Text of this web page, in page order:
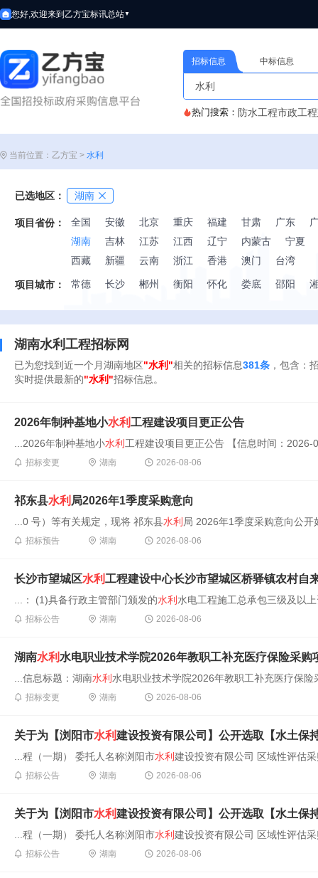
您好,欢迎来到乙方宝标讯总站▼
招标信息 中标信息
热门搜索： 防水工程市政工程
当前位置：乙方宝 > 水利
已选地区： 湖南
项目省份： 全国 安徽 北京 重庆 福建 甘肃 广东
湖南
吉林 江苏 江西 辽宁 内蒙古
宁夏
西藏
新疆 云南 浙江 香港 澳门 台湾
项目城市： 常德 长沙 郴州 衡阳 怀化 娄底 邵阳
湖南水利工程招标网
已为您找到近一个月湖南地区"水利"相关的招标信息381条 ，包含：
实时提供最新的"水利"招标信息。
2026年制种基地小水利工程建设项目更正公告
...2026年制种基地小水利 工程建设项目更正公告 【信息时间：2026-
招标变更 湖南 2026-08-06
祁东县水利 局2026年1季度采购意向
...0 号）等有关规定，现将 祁东县水利 局 2026年1季度采购意向公
招标预告 湖南 2026-08-06
长沙市望城区水利工程建设中心长沙市望城区桥驿镇农村自
...： (1)具备行政主管部门颁发的水利 水电工程施工总承包三级及以
招标公告 湖南 2026-08-06
湖南水利 水电职业技术学院2026年教职工补充医疗保险采购
...信息标题：湖南水利 水电职业技术学院2026年教职工补充医疗保
招标变更 湖南 2026-08-06
关于为【浏阳市水利建设投资有限公司】公开选取【水土保
...程（一期） 委托人名称浏阳市水利 建设投资有限公司 区域性评估
招标公告 湖南 2026-08-06
关于为【浏阳市水利建设投资有限公司】公开选取【水土保
...程（一期） 委托人名称浏阳市水利 建设投资有限公司 区域性评估
招标公告 湖南 2026-08-06